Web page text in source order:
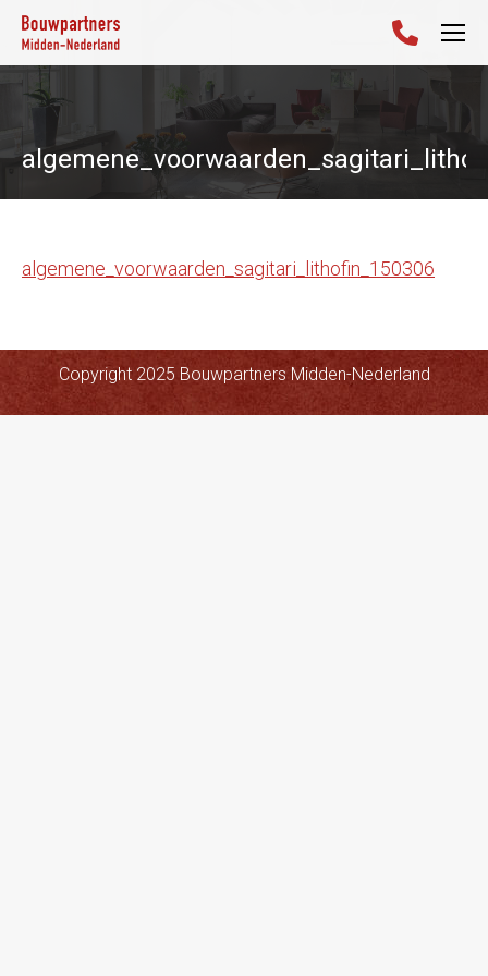
algemene_voorwaarden_sagitari_lithofin_150306
Copyright 2025 Bouwpartners Midden-Nederland